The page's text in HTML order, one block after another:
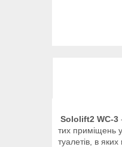
Sololift2 WC-3
тих приміщень
туалетів, в